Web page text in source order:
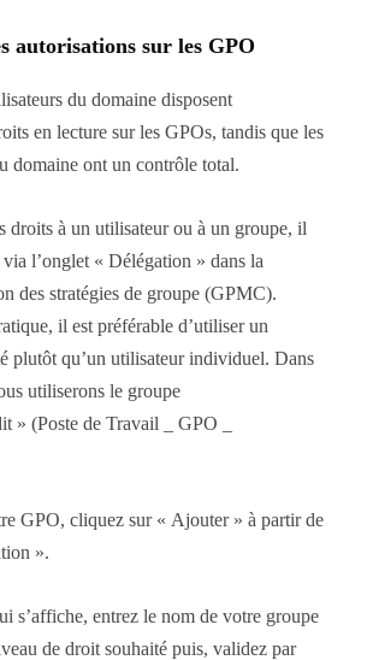
autorisations sur les GPO
du domaine disposent
en lecture sur les GPOs, tandis que les
domaine ont un contrôle total.
droits à un utilisateur ou à un groupe, il
l’onglet « Délégation » dans la
des stratégies de groupe (GPMC).
il est préférable d’utiliser un
plutôt qu’un utilisateur individuel. Dans
utiliserons le groupe
» (Poste de Travail _ GPO _
GPO, cliquez sur « Ajouter » à partir de
».
s’affiche, entrez le nom de votre groupe
de droit souhaité puis, validez par